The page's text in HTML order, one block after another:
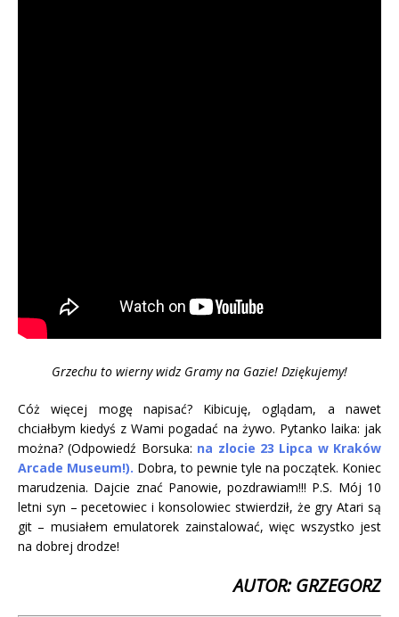
Grzechu to wierny widz Gramy na Gazie! Dziękujemy!
Cóż więcej mogę napisać? Kibicuję, oglądam, a nawet
chciałbym kiedyś z Wami pogadać na żywo. Pytanko laika: jak
można? (Odpowiedź Borsuka: na zlocie 23 Lipca w Kraków
Arcade Museum!). Dobra, to pewnie tyle na początek. Koniec
marudzenia. Dajcie znać Panowie, pozdrawiam!!! P.S. Mój 10
letni syn – pecetowiec i konsolowiec stwierdził, że gry Atari są
git – musiałem emulatorek zainstalować, więc wszystko jest
na dobrej drodze!
AUTOR: GRZEGORZ